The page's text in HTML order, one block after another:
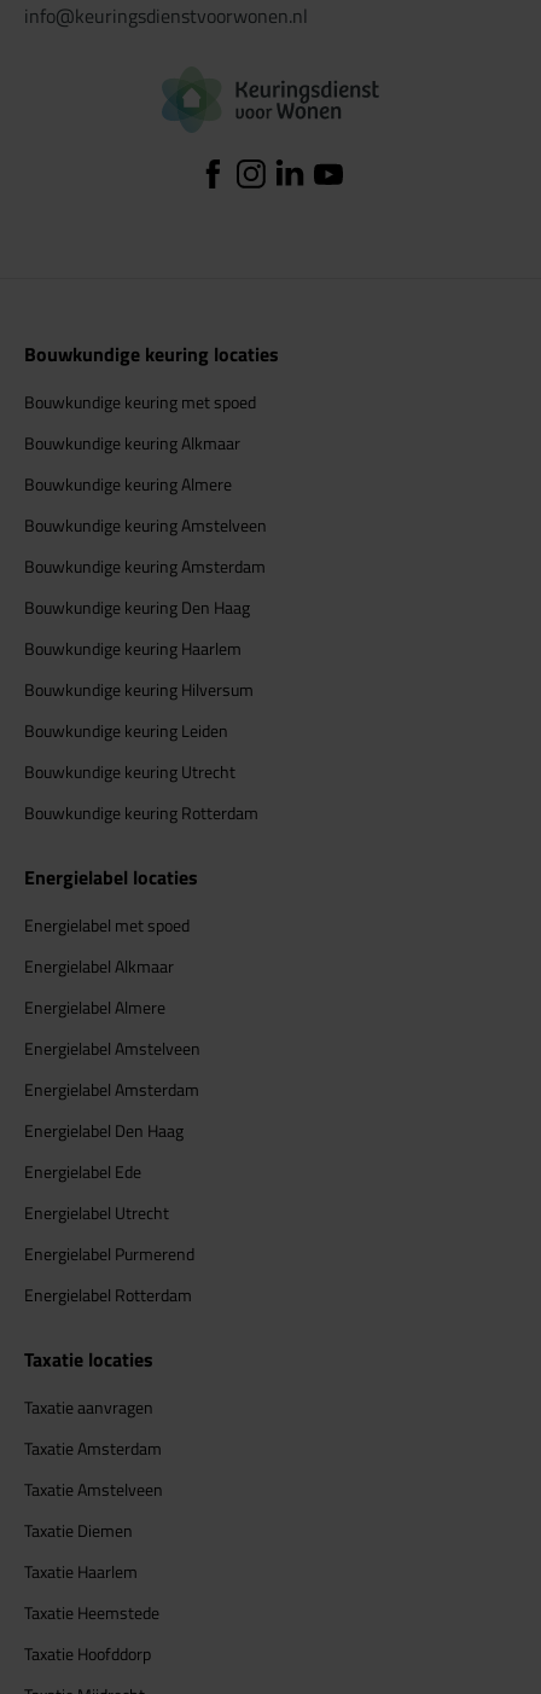
info@keuringsdienstvoorwonen.nl
Logo
FacebookInstagram
LinkedinYouTube
Bouwkundige keuring locaties
Bouwkundige keuring met spoed
Bouwkundige keuring Alkmaar
Bouwkundige keuring Almere
Bouwkundige keuring Amstelveen
Bouwkundige keuring Amsterdam
Bouwkundige keuring Den Haag
Bouwkundige keuring Haarlem
Bouwkundige keuring Hilversum
Bouwkundige keuring Leiden
Bouwkundige keuring Utrecht
Bouwkundige keuring Rotterdam
Energielabel locaties
Energielabel met spoed
Energielabel Alkmaar
Energielabel Almere
Energielabel Amstelveen
Energielabel Amsterdam
Energielabel Den Haag
Energielabel Ede
Energielabel Utrecht
Energielabel Purmerend
Energielabel Rotterdam
Taxatie locaties
Taxatie aanvragen
Taxatie Amsterdam
Taxatie Amstelveen
Taxatie Diemen
Taxatie Haarlem
Taxatie Heemstede
Taxatie Hoofddorp